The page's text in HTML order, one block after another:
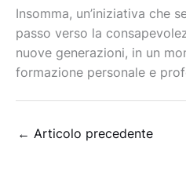
Insomma, un’iniziativa che
passo verso la
nuove generazioni, in un
formazione personale e
← Articolo precedente